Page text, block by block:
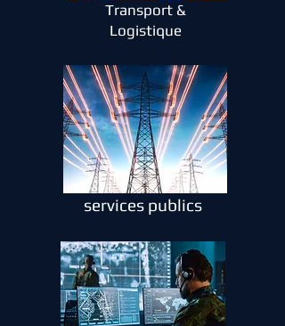
Transport &
Logistique
services publics